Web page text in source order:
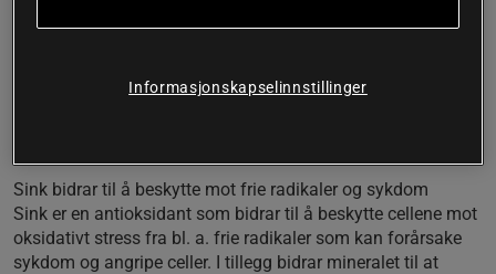
Å opprettholde et normalfungerende immunforsvar
Sink bidrar til å beskytte mot frie radikaler og sykdom
Sink er en antioksidant som bidrar til å beskytte cellene mot
oksidativt stress fra bl. a. frie radikaler som kan forårsake
sykdom og angripe celler. I tillegg bidrar mineralet til at
Informasjonskapselinnstillinger